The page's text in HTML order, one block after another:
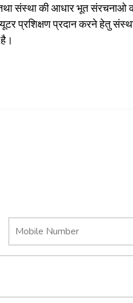
संस्था की आधार भूत संरचनाओ
प्रशिक्षण प्रदान करने हेतु